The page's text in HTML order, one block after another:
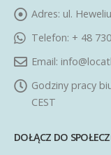
Adres: ul.
Telefon: + 48
Email:
Godziny pracy
CEST
DOŁĄCZ DO